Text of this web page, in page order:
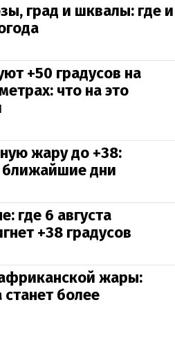
град и шквалы: где и
+50 градусов на
что на это
жару до +38:
ближайшие дни
где 6 августа
+38 градусов
жары:
более